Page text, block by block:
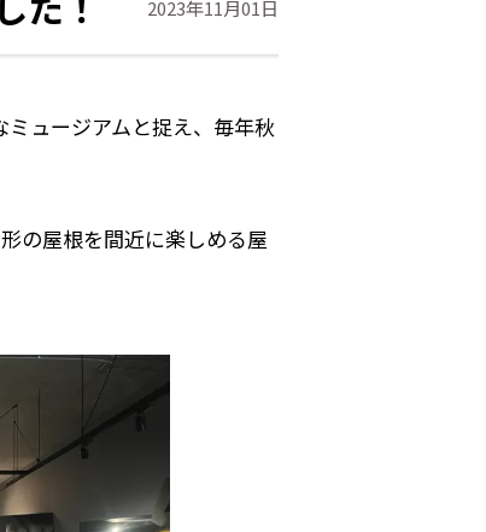
2023年11月01日
ミュージアムと捉え、毎年秋
の屋根を間近に楽しめる屋